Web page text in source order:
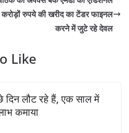
रुपये की खरीद का टेंडर फाइनल
करने में जुटे रहे देवल
Like
दिन लौट रहे हैं, एक साल में
कमाया